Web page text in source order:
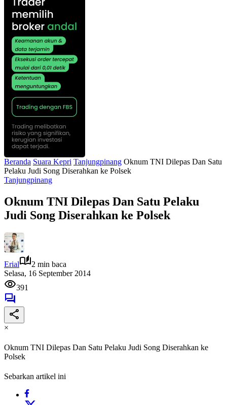
Beranda Suara Kepri Tanjungpinang Oknum TNI Dilepas Dan Satu
Pelaku Judi Song Diserahkan ke Polsek
Tanjungpinang
Oknum TNI Dilepas Dan Satu Pelaku
Judi Song Diserahkan ke Polsek
Erial
2 min baca
Selasa, 16 September 2014
391
×
Oknum TNI Dilepas Dan Satu Pelaku Judi Song Diserahkan ke
Polsek
Sebarkan artikel ini